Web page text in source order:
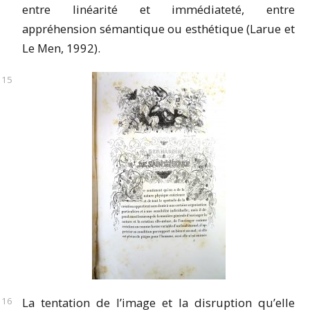
entre linéarité et immédiateté, entre
appréhension sémantique ou esthétique (Larue et
Le Men, 1992).
La tentation de l’image et la disruption qu’elle